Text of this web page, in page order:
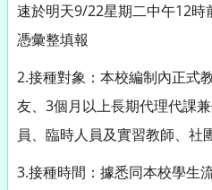
速於明天9/22星期二中午12
憑彙整填報
2.接種對象：本校編制內正式
友、3個月以上長期代理代課
員、臨時人員及實習教師、社
3.接種時間：據悉同本校學生